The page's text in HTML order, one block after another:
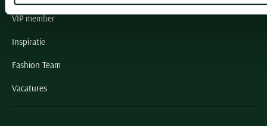
VIP member
Inspiratie
Fashion Team
Vacatures